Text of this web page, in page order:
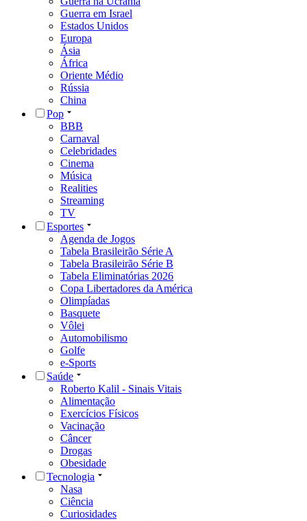
Guerra em Israel
Estados Unidos
Europa
Ásia
África
Oriente Médio
Rússia
China
Pop
BBB
Carnaval
Celebridades
Cinema
Música
Realities
Streaming
TV
Esportes
Agenda de Jogos
Tabela Brasileirão Série A
Tabela Brasileirão Série B
Tabela Eliminatórias 2026
Copa Libertadores da América
Olimpíadas
Basquete
Vôlei
Automobilismo
Golfe
e-Sports
Saúde
Roberto Kalil - Sinais Vitais
Alimentação
Exercícios Físicos
Vacinação
Câncer
Drogas
Obesidade
Tecnologia
Nasa
Ciência
Curiosidades